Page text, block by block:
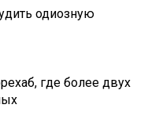
одиозную
где более двух